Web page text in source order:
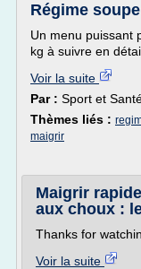
Régime
Un menu puissant
kg à suivre en
Voir la suite
Par : Sport et
Thèmes liés :
maigrir
Maigrir
aux choux :
Thanks for
Voir la suite